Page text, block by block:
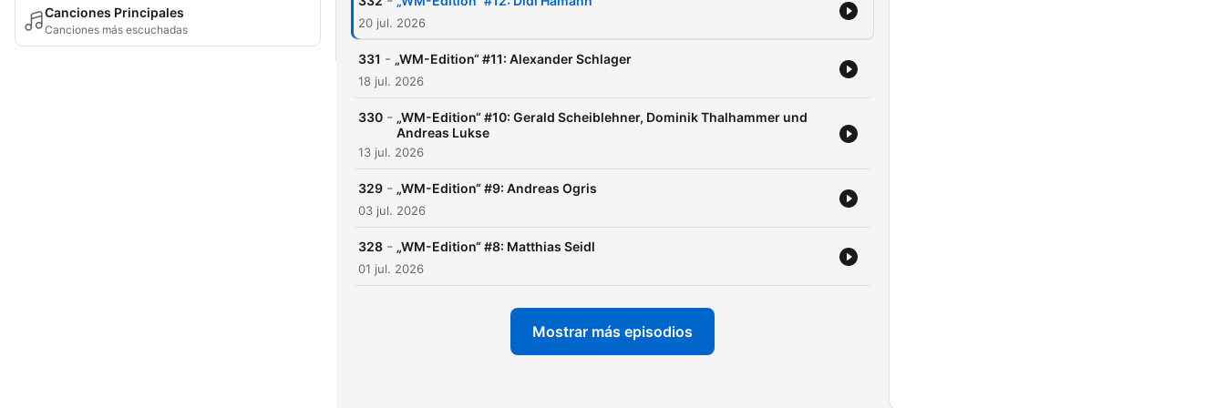
Canciones Principales
Canciones más escuchadas 20 jul. 2026
331 - „WM-Edition“ #11: Alexander Schlager
18 jul. 2026
330 - „WM-Edition“ #10: Gerald Scheiblehner, Dominik Thalhammer und
Andreas Lukse
13 jul. 2026
329 - „WM-Edition“ #9: Andreas Ogris
03 jul. 2026
328 - „WM-Edition“ #8: Matthias Seidl
01 jul. 2026
Mostrar más episodios